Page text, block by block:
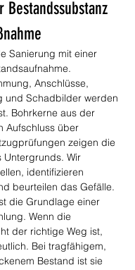
Bestandssubstanz
Sanierung mit einer
Anschlüsse,
und Schadbilder werden
Bohrkerne aus der
Aufschluss über
zeigen die
Untergrunds. Wir
identifizieren
beurteilen das Gefälle.
die Grundlage einer
Wenn die
der richtige Weg ist,
Bei tragfähigem,
Bestand ist sie